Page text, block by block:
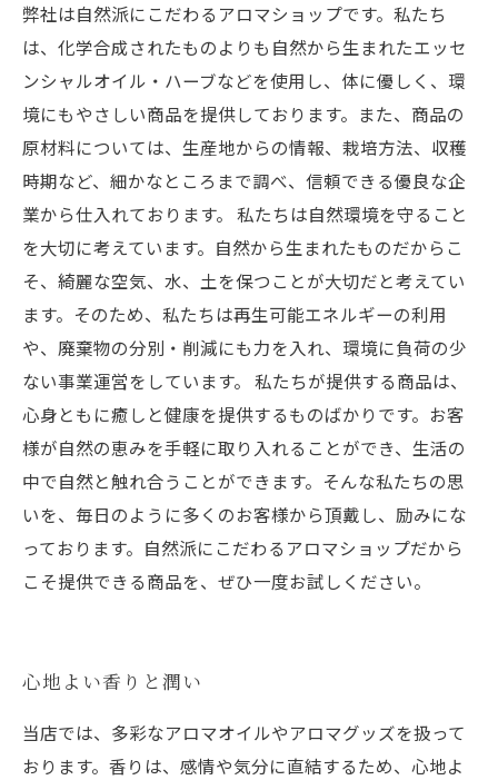
弊社は自然派にこだわるアロマショップです。私たち
は、化学合成されたものよりも自然から生まれたエッセ
ンシャルオイル・ハーブなどを使用し、体に優しく、環
境にもやさしい商品を提供しております。また、商品の
原材料については、生産地からの情報、栽培方法、収穫
時期など、細かなところまで調べ、信頼できる優良な企
業から仕入れております。 私たちは自然環境を守ること
を大切に考えています。自然から生まれたものだからこ
そ、綺麗な空気、水、土を保つことが大切だと考えてい
ます。そのため、私たちは再生可能エネルギーの利用
や、廃棄物の分別・削減にも力を入れ、環境に負荷の少
ない事業運営をしています。 私たちが提供する商品は、
心身ともに癒しと健康を提供するものばかりです。お客
様が自然の恵みを手軽に取り入れることができ、生活の
中で自然と触れ合うことができます。そんな私たちの思
いを、毎日のように多くのお客様から頂戴し、励みにな
っております。自然派にこだわるアロマショップだから
こそ提供できる商品を、ぜひ一度お試しください。
心地よい香りと潤い
当店では、多彩なアロマオイルやアロマグッズを扱って
おります。香りは、感情や気分に直結するため、心地よ